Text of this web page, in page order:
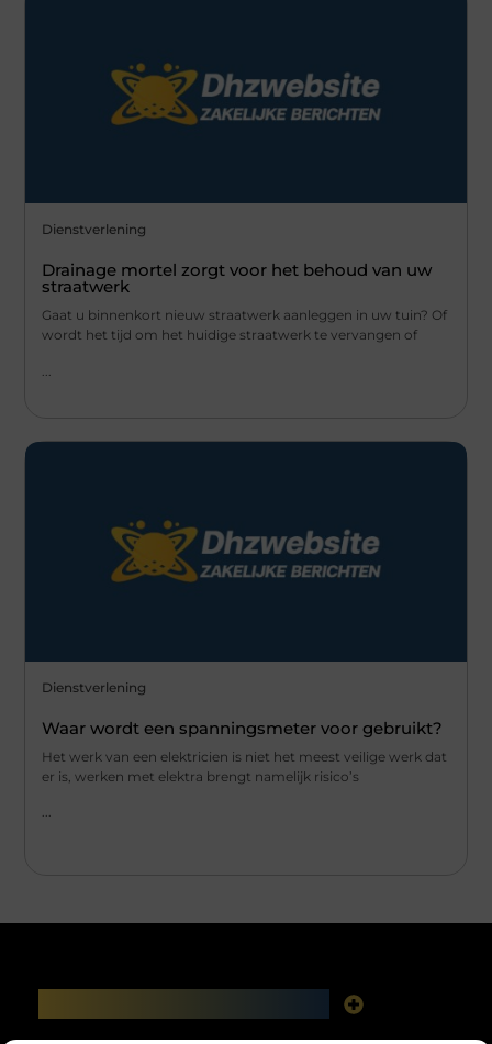
Dienstverlening
Drainage mortel zorgt voor het behoud van uw
straatwerk
Gaat u binnenkort nieuw straatwerk aanleggen in uw tuin? Of
wordt het tijd om het huidige straatwerk te vervangen of
Dienstverlening
Waar wordt een spanningsmeter voor gebruikt?
Het werk van een elektricien is niet het meest veilige werk dat
er is, werken met elektra brengt namelijk risico’s
...